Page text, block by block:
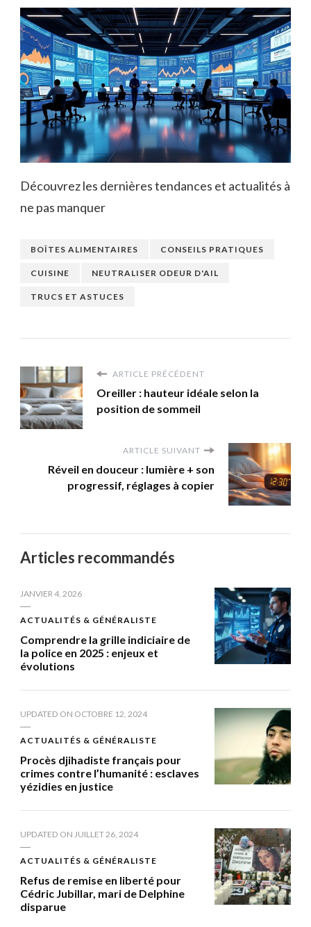
Découvrez les dernières tendances et actualités à
ne pas manquer
BOÎTES ALIMENTAIRES CONSEILS PRATIQUES
CUISINE NEUTRALISER ODEUR D'AIL
TRUCS ET ASTUCES
ARTICLE PRÉCÉDENT
Oreiller : hauteur idéale selon la
position de sommeil
ARTICLE SUIVANT
Réveil en douceur : lumière + son
progressif, réglages à copier
Articles recommandés
JANVIER 4, 2026
ACTUALITÉS & GÉNÉRALISTE
Comprendre la grille indiciaire de
la police en 2025 : enjeux et
évolutions
UPDATED ON OCTOBRE 12, 2024
ACTUALITÉS & GÉNÉRALISTE
Procès djihadiste français pour
crimes contre l’humanité : esclaves
yézidies en justice
UPDATED ON JUILLET 26, 2024
ACTUALITÉS & GÉNÉRALISTE
Refus de remise en liberté pour
Cédric Jubillar, mari de Delphine
disparue